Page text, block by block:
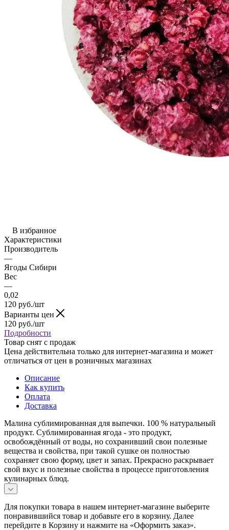
В избранное
Характеристики
Производитель
—
Ягоды Сибири
Вес
—
0,02
120 руб./шт
Варианты цен
120 руб./шт
Подробности
Товар снят с продаж
Цена действительна только для интернет-магазина и может
отличаться от цен в розничных магазинах
Описание
Как купить
Оплата
Доставка
Малина сублимированная для выпечки. 100 % натуральный
продукт. Сублимированная ягода - это продукт,
освобождённый от воды, но сохранивший свои полезные
вещества и свойства, при такой сушке он полностью
сохраняет свою форму, цвет и запах. Прекрасно раскрывает
свой вкус и полезные свойства в процессе приготовления
кулинарных блюд.
Для покупки товара в нашем интернет-магазине выберите
понравившийся товар и добавьте его в корзину. Далее
перейдите в Корзину и нажмите на «Оформить заказ».